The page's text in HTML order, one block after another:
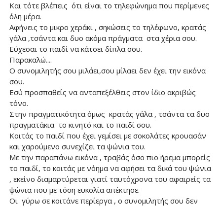
Και τότε βλέπεις ότι είναι το τηλεφώνημα που περίμενες
όλη μέρα.
Αφήνεις το μικρο χεράκι , σηκώσεις το τηλέφωνο, κρατάς
γάλα ,τσάντα και δυο ακόμα πράγματα στα χέρια σου.
Εύχεσαι το παιδί να κάτσει δίπλα σου.
Παρακαλώ....
Ο συνομιλητής σου μιλάει,σου μίλαει δεν έχει την εικόνα
σου.
Εσύ προσπαθείς να ανταπεξέλθεις στον ίδιο ακριβώς
τόνο.
Στην πραγματικότητα όμως κρατάς γάλα , τσάντα τα δυο
πραγματάκια το κινητό και το παιδί σου.
Κοιτάς το παιδί που έχει γεμίσει με σοκολάτες κρουασάν
και χαρούμενο συνεχίζει τα ψώνια του.
Με την παραπάνω εικόνα , τραβάς όσο πιο ήρεμα μπορείς
το παιδί, το κοιτάς με νόημα να αφήσει τα δικά του ψώνια
, εκείνο διαμαρτύρεται γιατί ταυτόχρονα του αφαιρείς τα
ψώνια που με τόση ευκολία απέκτησε.
Οι γύρω σε κοιτάνε περίεργα , ο συνομιλητής σου δεν